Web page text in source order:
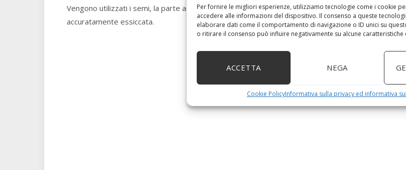
Per fornire le migliori esperienze, utilizziamo tecnologie come i cookie
accedere alle informazioni del dispositivo. Il consenso a queste
elaborare dati come il comportamento di navigazione o ID unici su
o ritirare il consenso può influire negativamente su alcune caratteristiche
ACCETTA NEGA
Cookie PolicyInformativa sulla privacy ed informativa
Vengono utilizzati i semi, la parte aerea della pianta, il gambo e la radice, raccolta in autunno ed
accuratamente essiccata.